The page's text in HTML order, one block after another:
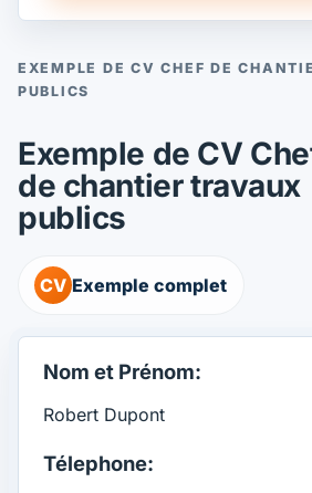
EXEMPLE DE CV CHEF DE
PUBLICS
Exemple de CV
de chantier travaux
publics
CV Exemple complet
Nom et Prénom:
Robert Dupont
Télephone: